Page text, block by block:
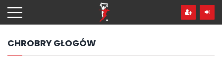
hdo
treści
CHROBRY GŁOGÓW